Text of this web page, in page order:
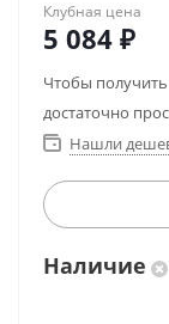
Клубная цена
5 084 ₽
Чтобы
достаточно
Нашли
Наличие